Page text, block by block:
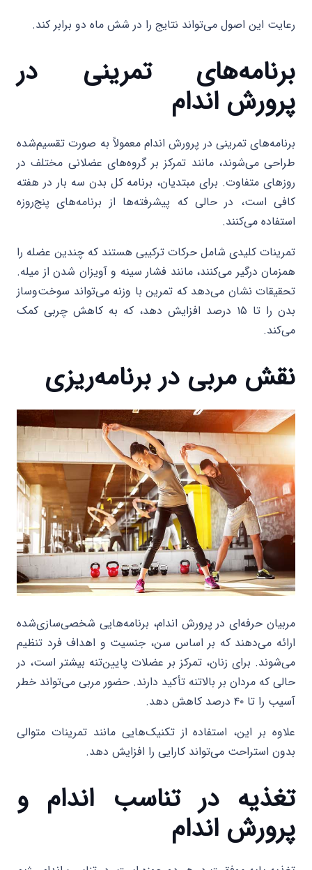
رعایت این اصول می‌تواند نتایج را در شش ماه دو برابر کند.
برنامه‌های تمرینی در
پرورش اندام
برنامه‌های تمرینی در پرورش اندام معمولاً به صورت تقسیم‌شده
طراحی می‌شوند، مانند تمرکز بر گروه‌های عضلانی مختلف در
روزهای متفاوت. برای مبتدیان، برنامه کل بدن سه بار در هفته
کافی است، در حالی که پیشرفته‌ها از برنامه‌های پنج‌روزه
استفاده می‌کنند.
تمرینات کلیدی شامل حرکات ترکیبی هستند که چندین عضله را
همزمان درگیر می‌کنند، مانند فشار سینه و آویزان شدن از میله.
تحقیقات نشان می‌دهد که تمرین با وزنه می‌تواند سوخت‌وساز
بدن را تا ۱۵ درصد افزایش دهد، که به کاهش چربی کمک
می‌کند.
نقش مربی در برنامه‌ریزی
مربیان حرفه‌ای در پرورش اندام، برنامه‌هایی شخصی‌سازی‌شده
ارائه می‌دهند که بر اساس سن، جنسیت و اهداف فرد تنظیم
می‌شوند. برای زنان، تمرکز بر عضلات پایین‌تنه بیشتر است، در
حالی که مردان بر بالاتنه تأکید دارند. حضور مربی می‌تواند خطر
آسیب را تا ۴۰ درصد کاهش دهد.
علاوه بر این، استفاده از تکنیک‌هایی مانند تمرینات متوالی
بدون استراحت می‌تواند کارایی را افزایش دهد.
تغذیه در تناسب اندام و
پرورش اندام